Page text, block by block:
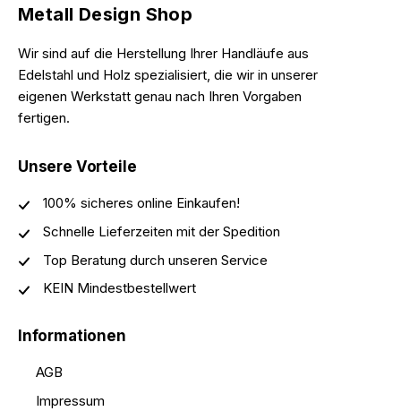
Metall Design Shop
Wir sind auf die Herstellung Ihrer Handläufe aus
Edelstahl und Holz spezialisiert, die wir in unserer
eigenen Werkstatt genau nach Ihren Vorgaben
fertigen.
Unsere Vorteile
100% sicheres online Einkaufen!
Schnelle Lieferzeiten mit der Spedition
Top Beratung durch unseren Service
KEIN Mindestbestellwert
Informationen
AGB
Impressum